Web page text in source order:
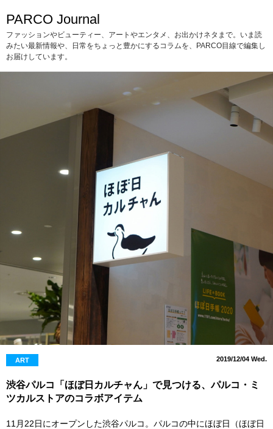
PARCO Journal
ファッションやビューティー、アートやエンタメ、お出かけネタまで。いま読
みたい最新情報や、日常をちょっと豊かにするコラムを、PARCO目線で編集し
お届けしています。
ART 2019/12/04 Wed.
渋谷パルコ「ほぼ日カルチャん」で見つける、パルコ・ミ
ツカルストアのコラボアイテム
11月22日にオープンした渋谷パルコ。パルコの中にほぼ日（ほぼ日